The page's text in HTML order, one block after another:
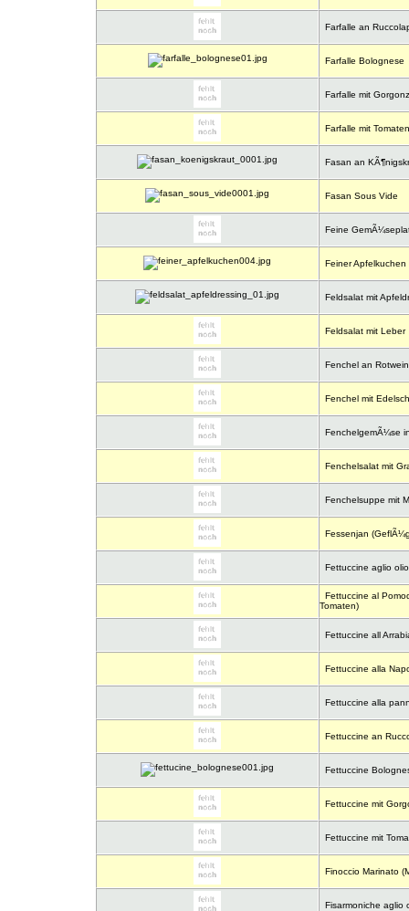
Farfalle an
Farfalle Bolognese
Farfalle mit
Farfalle mit
Fasan an
Fasan Sous Vide
Feine
Feiner Apfelkuchen
Feldsalat mit
Feldsalat mit Leber
Fenchel an Rotwein
Fenchel mit
FenchelgemÃ¼se
Fenchelsalat mit
Fenchelsuppe mit
Fessenjan
Fettuccine aglio olio
Fettuccine al
Tomaten)
Fettuccine all
Fettuccine alla
Fettuccine alla
Fettuccine an
Fettuccine
Fettuccine mit
Fettuccine mit
Finoccio Marinato
Fisarmoniche aglio